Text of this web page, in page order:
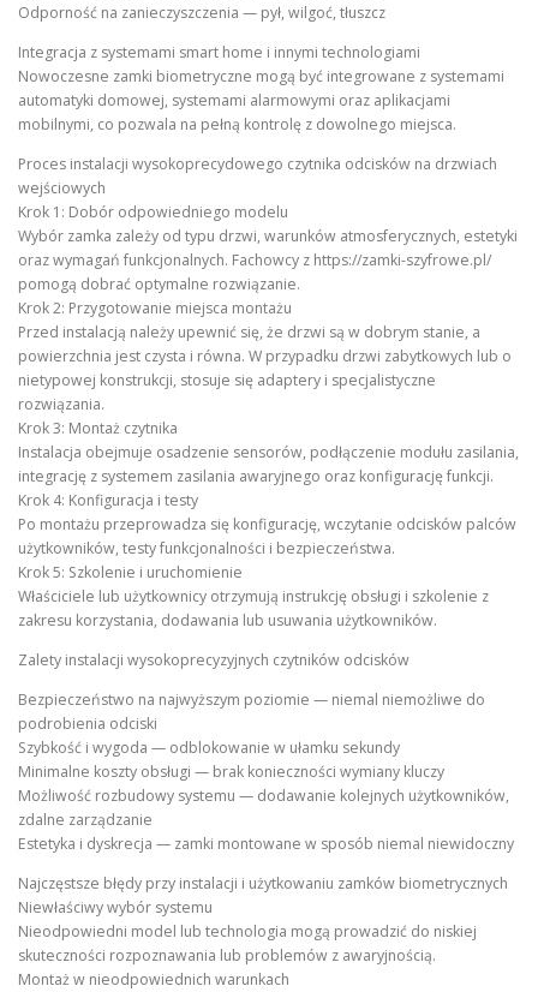
Odporność na zanieczyszczenia — pył, wilgoć, tłuszcz
Integracja z systemami smart home i innymi technologiami
Nowoczesne zamki biometryczne mogą być integrowane z systemami
automatyki domowej, systemami alarmowymi oraz aplikacjami
mobilnymi, co pozwala na pełną kontrolę z dowolnego miejsca.
Proces instalacji wysokoprecydowego czytnika odcisków na drzwiach
wejściowych
Krok 1: Dobór odpowiedniego modelu
Wybór zamka zależy od typu drzwi, warunków atmosferycznych, estetyki
oraz wymagań funkcjonalnych. Fachowcy z https://zamki-szyfrowe.pl/
pomogą dobrać optymalne rozwiązanie.
Krok 2: Przygotowanie miejsca montażu
Przed instalacją należy upewnić się, że drzwi są w dobrym stanie, a
powierzchnia jest czysta i równa. W przypadku drzwi zabytkowych lub o
nietypowej konstrukcji, stosuje się adaptery i specjalistyczne
rozwiązania.
Krok 3: Montaż czytnika
Instalacja obejmuje osadzenie sensorów, podłączenie modułu zasilania,
integrację z systemem zasilania awaryjnego oraz konfigurację funkcji.
Krok 4: Konfiguracja i testy
Po montażu przeprowadza się konfigurację, wczytanie odcisków palców
użytkowników, testy funkcjonalności i bezpieczeństwa.
Krok 5: Szkolenie i uruchomienie
Właściciele lub użytkownicy otrzymują instrukcję obsługi i szkolenie z
zakresu korzystania, dodawania lub usuwania użytkowników.
Zalety instalacji wysokoprecyzyjnych czytników odcisków
Bezpieczeństwo na najwyższym poziomie — niemal niemożliwe do
podrobienia odciski
Szybkość i wygoda — odblokowanie w ułamku sekundy
Minimalne koszty obsługi — brak konieczności wymiany kluczy
Możliwość rozbudowy systemu — dodawanie kolejnych użytkowników,
zdalne zarządzanie
Estetyka i dyskrecja — zamki montowane w sposób niemal niewidoczny
Najczęstsze błędy przy instalacji i użytkowaniu zamków biometrycznych
Niewłaściwy wybór systemu
Nieodpowiedni model lub technologia mogą prowadzić do niskiej
skuteczności rozpoznawania lub problemów z awaryjnością.
Montaż w nieodpowiednich warunkach